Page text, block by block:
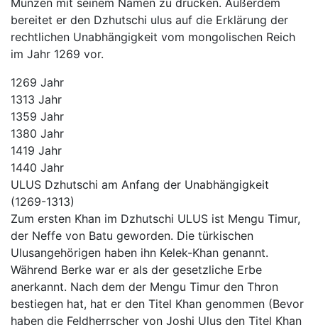
Münzen mit seinem Namen zu drucken. Außerdem
bereitet er den Dzhutschi ulus auf die Erklärung der
rechtlichen Unabhängigkeit vom mongolischen Reich
im Jahr 1269 vor.
1269 Jahr
1313 Jahr
1359 Jahr
1380 Jahr
1419 Jahr
1440 Jahr
ULUS Dzhutschi am Anfang der Unabhängigkeit
(1269-1313)
Zum ersten Khan im Dzhutschi ULUS ist Mengu Timur,
der Neffe von Batu geworden. Die türkischen
Ulusangehörigen haben ihn Kelek-Khan genannt.
Während Berke war er als der gesetzliche Erbe
anerkannt. Nach dem der Mengu Timur den Thron
bestiegen hat, hat er den Titel Khan genommen (Bevor
haben die Feldherrscher von Joshi Ulus den Titel Khan